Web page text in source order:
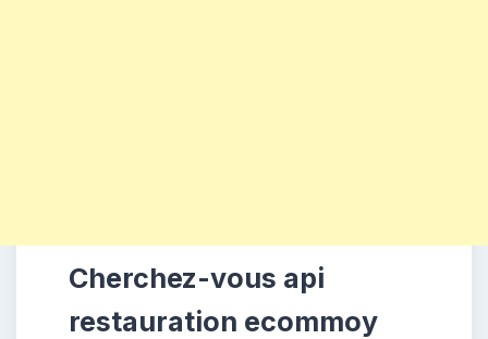
Cherchez-vous api
restauration ecommoy